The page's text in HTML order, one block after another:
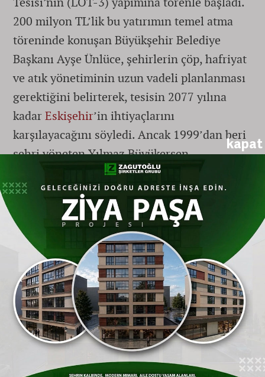
kapat
200 milyon TL’lik bu yatırımın temel atma
töreninde konuşan Büyükşehir Belediye
Başkanı Ayşe Ünlüce, şehirlerin çöp, hafriyat
ve atık yönetiminin uzun vadeli planlanması
gerektiğini belirterek, tesisin 2077 yılına
kadarEskişehir’in ihtiyaçlarını
karşılayacağını söyledi. Ancak 1999’dan beri
şehri yöneten Yılmaz Büyükerşen
kadrosunun son genel sekreteri olan
Ünlüce’nin, kentin geleceğini planlarken
kurduğu bu iddialı cümleler, adeta geçmiş
yıllarda neden geç kalındığına dair bir
hayıflanma olarak kelimelere döküldü.
Meslek Odası Acı Tabloyu Hatırlattı: 6
Bin Bina Öncelikli Dönüşüm Bekliyor
Törenin açılış konuşmasını yapan İnşaat
Mühendisleri OdasıEskişehirŞube Başkanı
Oytun Gökten, çevre yatırımlarının kentsel